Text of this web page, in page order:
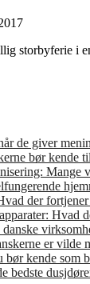
storbyferie
de giver
bør kende
Mange
der
Hvad
er vilde
bør kende som
bedste